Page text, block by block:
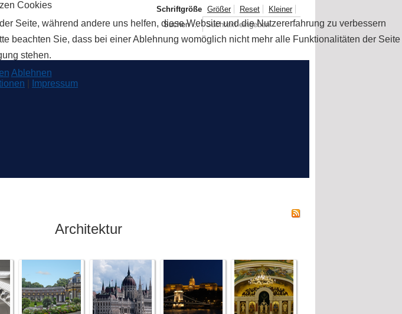
Schriftgröße Größer Reset
Kleiner
Suchen ...
Architektur
Cookies
Seite, während andere uns helfen, diese Website und die Nutzererfahrung zu verbessern
beachten Sie, dass bei einer Ablehnung womöglich nicht mehr alle Funktionalitäten der Seite
stehen.
Ablehnen
Impressum